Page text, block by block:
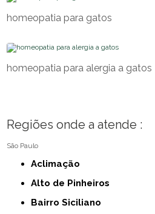
homeopatia para gatos
homeopatia para alergia a gatos
Regiões onde a atende :
São Paulo
Aclimação
Alto de Pinheiros
Bairro Siciliano